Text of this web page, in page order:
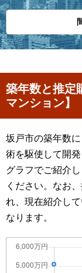
築年数と推定
マンション】
坂戸市の築年数
術を駆使して開
グラフでご紹介
ください。なお
れ、現在紹介し
なります。